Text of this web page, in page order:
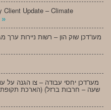
Client Update – Climate
»
מעו”דכן שוק הון – רשות ניירות